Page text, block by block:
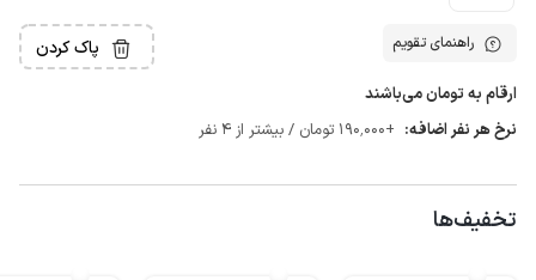
راهنمای تقویم پاک کردن
ارقام به تومان می‌باشند
نرخ هر نفر اضافه: +190٬000 تومان / بیشتر از 4 نفر
تخفیف‌ها